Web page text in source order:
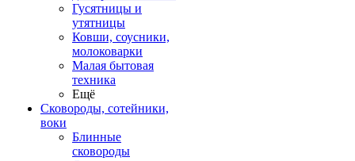
Гусятницы и
утятницы
Ковши, соусники,
молоковарки
Малая бытовая
техника
Ещё
Сковороды, сотейники,
воки
Блинные
сковороды